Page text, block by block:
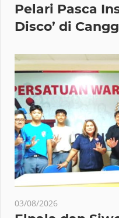
Pelari Pasca
Disco’ di
03/08/2026